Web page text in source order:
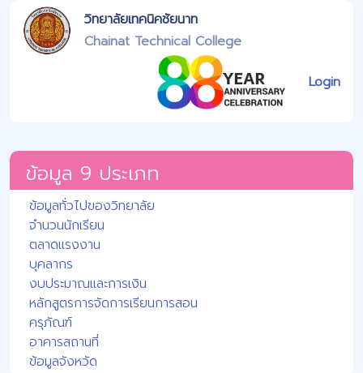
วิทยาลัยเทคนิคชัยนาท
Chainat Technical College
Login
ข้อมูล 9 ประเภท
ข้อมูลทั่วไปของวิทยาลัย
จำนวนนักเรียน
ตลาดแรงงาน
บุคลากร
งบประมาณและการเงิน
หลักสูตรการจัดการเรียนการสอน
ครุภัณฑ์
อาคารสถานที่
ข้อมูลจังหวัด